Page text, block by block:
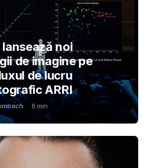
lansează noi
de imagine pe
de lucru
ARRI
6 min